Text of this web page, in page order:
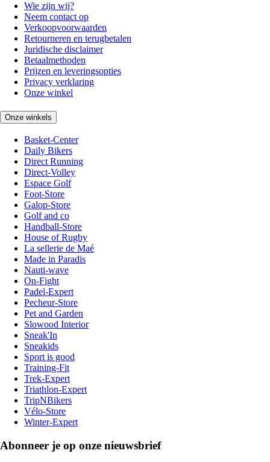
Wie zijn wij?
Neem contact op
Verkoopvoorwaarden
Retourneren en terugbetalen
Juridische disclaimer
Betaalmethoden
Prijzen en leveringsopties
Privacy verklaring
Onze winkel
Onze winkels
Basket-Center
Daily Bikers
Direct Running
Direct-Volley
Espace Golf
Foot-Store
Galop-Store
Golf and co
Handball-Store
House of Rugby
La sellerie de Maé
Made in Paradis
Nauti-wave
On-Fight
Padel-Expert
Pecheur-Store
Pet and Garden
Slowood Interior
Sneak'In
Sneakids
Sport is good
Training-Fit
Trek-Expert
Triathlon-Expert
TripNBikers
Vélo-Store
Winter-Expert
Abonneer je op onze nieuwsbrief